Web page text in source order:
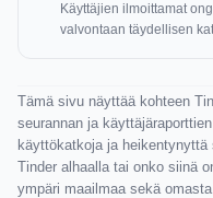
Käyttäjien ilmoittamat
valvontaan täydellisen
Tämä sivu näyttää kohteen
seurannan ja
käyttökatkoja ja
Tinder alhaalla tai onko siinä
ympäri maailmaa sekä